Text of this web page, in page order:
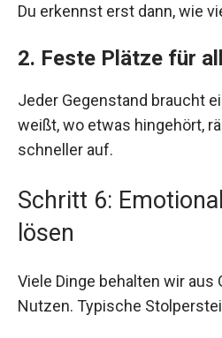
Du erkennst erst dann, wie
2. Feste Plätze für
Jeder Gegenstand braucht
weißt, wo etwas hingehört,
schneller auf.
Schritt 6:
lösen
Viele Dinge behalten wir aus
Nutzen. Typische